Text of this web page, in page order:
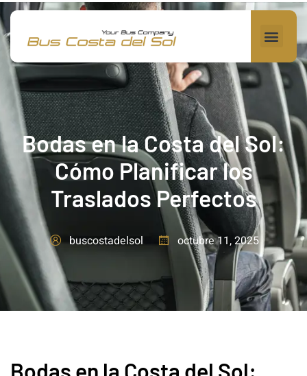
Bodas en la Costa del Sol:
Cómo Planificar los
Traslados Perfectos
buscostadelsol octubre 11, 2025
Bodas en la Costa del Sol: